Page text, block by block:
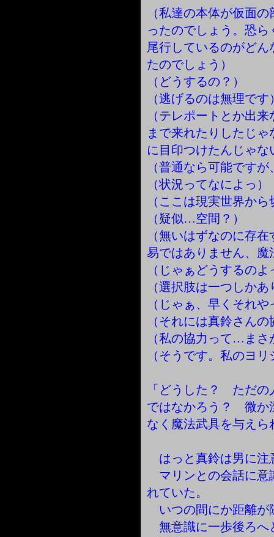
（私達の本体が仮面
ったのでしょう。恐
尾行しているのがど
たのでしょう）
（どうするの？）
（逃げるのは無理です
（テレポートとか出
まで来れたりしたじ
に目印つけたんじゃな
（普通なら可能です
（状況ってなによっ）
（ここは現実世界か
（疑似…空間？）
（無いはずなのに存
易ではありません、
（じゃぁどうするのよ
（選択肢は一つしか
（じゃぁ、早くそれ
（それには真鈴さん
（私の協力って…まさ
（そうです。私のヨ
「どうした？ ただの
ではなかろう？ 微か
なく魔法武具を与え
はっと真鈴は男に注
マリンとの会話に意
れていた。
いつの間にか距離が
無意識に一歩後ろへ